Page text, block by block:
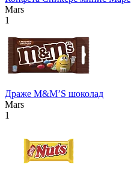
Mars
1
Драже М&М’S шоколад
Mars
1